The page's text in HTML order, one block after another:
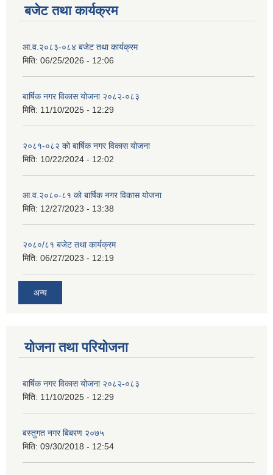
बजेट तथा कार्यक्रम
आ.व.२०८३-०८४ बजेट तथा कार्यक्रम
मिति: 06/25/2026 - 12:06
बार्षिक नगर विकास योजना २०८२-०८३
मिति: 11/10/2025 - 12:29
२०८१-०८२ को बार्षिक नगर विकास योजना
मिति: 10/22/2024 - 12:02
आ.व.२०८०-८१ को बार्षिक नगर विकास योजना
मिति: 12/27/2023 - 13:38
२०८०/८१ बजेट तथा कार्यक्रम
मिति: 06/27/2023 - 12:19
अन्य
योजना तथा परियोजना
बार्षिक नगर विकास योजना २०८२-०८३
मिति: 11/10/2025 - 12:29
बस्तुगत नगर बिबरण २०७५
मिति: 09/30/2018 - 12:54